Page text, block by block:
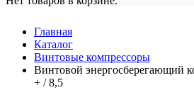
Главная
Каталог
Винтовые компрессоры
Винтовой энергосберегающий
+ / 8,5